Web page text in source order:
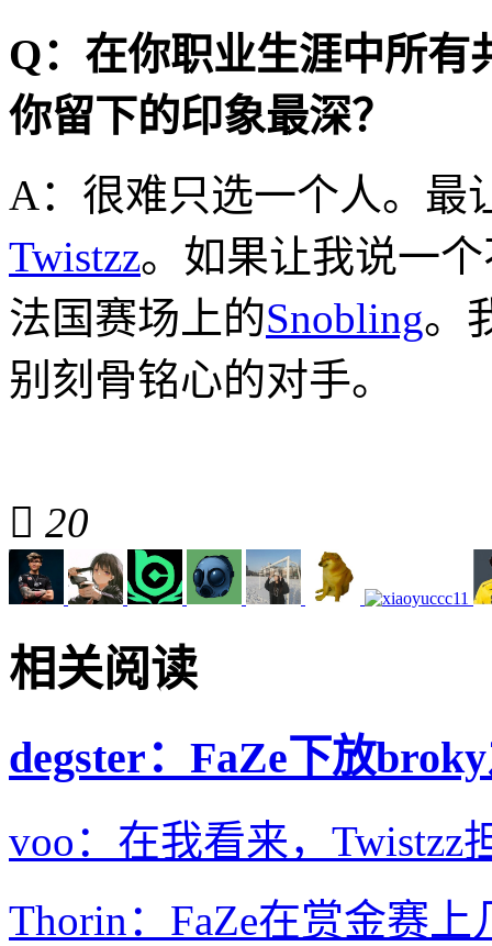
Q：在你职业生涯中所有
你留下的印象最深？
A：很难只选一个人。最
Twistzz。如果让我说一
法国赛场上的Snobling。
别刻骨铭心的对手。
 20
相关阅读
degster⁠：FaZe下放
voo：在我看来，Twistzz
Thorin：FaZe在赏金赛